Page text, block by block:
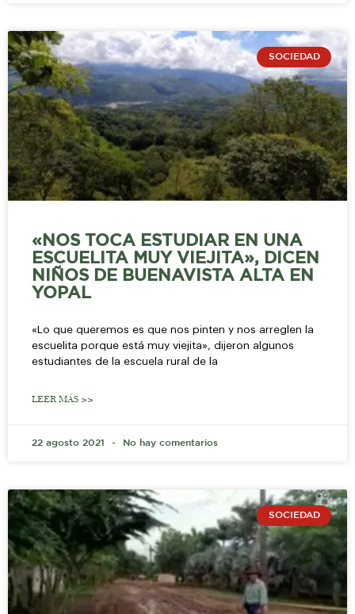
SOCIEDAD
«NOS TOCA ESTUDIAR EN UNA
ESCUELITA MUY VIEJITA», DICEN
NIÑOS DE BUENAVISTA ALTA EN
YOPAL
«Lo que queremos es que nos pinten y nos arreglen la
escuelita porque está muy viejita», dijeron algunos
estudiantes de la escuela rural de la
LEER MÁS >>
22 agosto 2021 No hay comentarios
SOCIEDAD